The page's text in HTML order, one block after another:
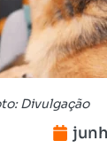
Divulgação